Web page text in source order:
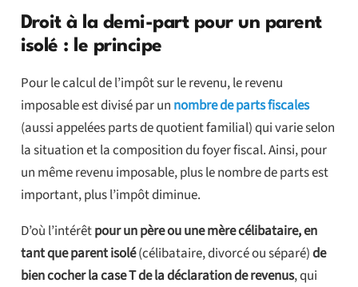
Droit à la demi-part pour un parent
isolé : le principe
Pour le calcul de l’impôt sur le revenu, le revenu
imposable est divisé par un nombre de parts fiscales
(aussi appelées parts de quotient familial) qui varie selon
la situation et la composition du foyer fiscal. Ainsi, pour
un même revenu imposable, plus le nombre de parts est
important, plus l’impôt diminue.
D’où l’intérêtpour un père ou une mère célibataire, en
tant que parent isolé(célibataire, divorcé ou séparé)de
bien cocher la case T de la déclaration de revenus, qui